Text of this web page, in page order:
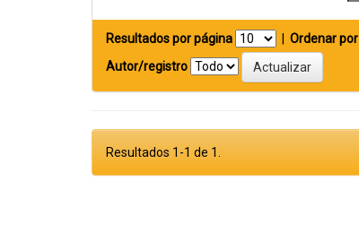
Resultados por página Ordenar por
Autor/registro
Resultados 1-1 de 1.